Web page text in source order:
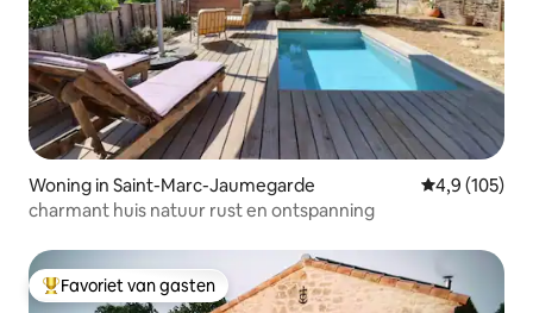
Woning in Saint-Marc-Jaumegarde Gemiddelde
4,9 (105)
charmant huis natuur rust en ontspanning
Topfavoriet van gasten
Favoriet van gasten